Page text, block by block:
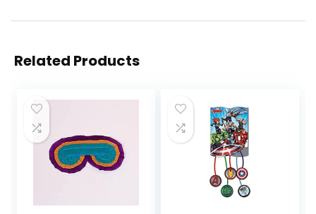
Related Products